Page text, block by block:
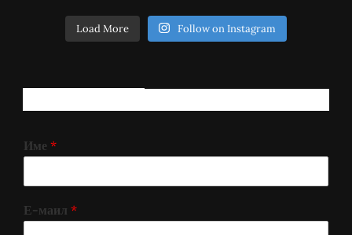
Load More Follow on Instagram
Име *
Е-маил *